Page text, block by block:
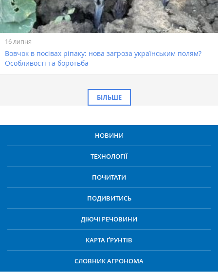
16 липня
Вовчок в посівах ріпаку: нова загроза українським полям?
Особливості та боротьба
БІЛЬШЕ
НОВИНИ
ТЕХНОЛОГІЇ
ПОЧИТАТИ
ПОДИВИТИСЬ
ДІЮЧІ РЕЧОВИНИ
КАРТА ҐРУНТІВ
СЛОВНИК АГРОНОМА